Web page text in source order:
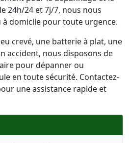
24h/24 et 7j/7, nous nous
à domicile pour toute urgence.
crevé, une batterie à plat, une
accident, nous disposons de
pour dépanner ou
en toute sécurité. Contactez-
une assistance rapide et